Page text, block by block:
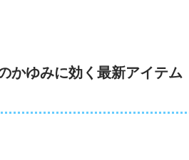
かゆみに効く最新アイテム